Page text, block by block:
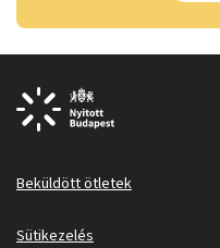
Beküldött ötletek
Sütikezelés